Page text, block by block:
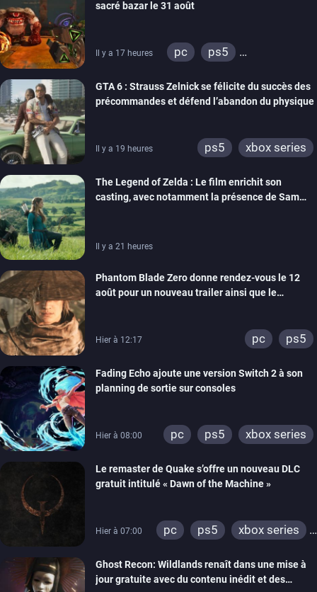
switch 2
sacré bazar le 31 août
Il y a 17 heures pc
ps5
GTA 6 : Strauss Zelnick se félicite du succès des
précommandes et défend l’abandon du physique
Il y a 19 heures ps5 xbox series
The Legend of Zelda : Le film enrichit son
casting, avec notamment la présence de Sam
Il y a 21 heures
Phantom Blade Zero donne rendez-vous le 12
août pour un nouveau trailer ainsi que le
Hier à 12:17 pc ps5
Fading Echo ajoute une version Switch 2 à son
planning de sortie sur consoles
Hier à 08:00 pc ps5 xbox series
Le remaster de Quake s’offre un nouveau DLC
gratuit intitulé « Dawn of the Machine »
Hier à 07:00 pc ps5
xbox series
xbox one
nintendo 64
Ghost Recon: Wildlands renaît dans une mise à
jour gratuite avec du contenu inédit et des